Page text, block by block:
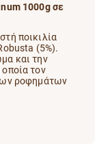
1000g σε
ποικιλία
(5%).
και την
τον
ροφημάτων